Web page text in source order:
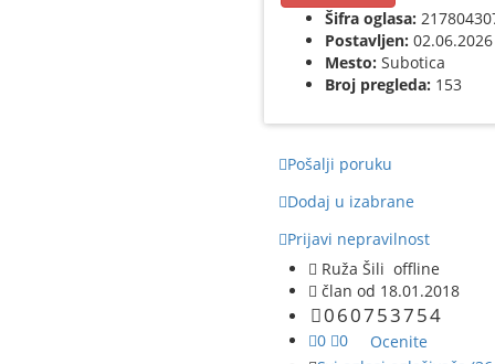
Šifra oglasa:
Postavljen: 02.06.2026
Mesto: Subotica
Broj pregleda: 153
Pošalji poruku
Dodaj u izabrane
Prijavi nepravilnost
Ruža Šili offline
član od 18.01.2018
060753754
0 0
Ocenite